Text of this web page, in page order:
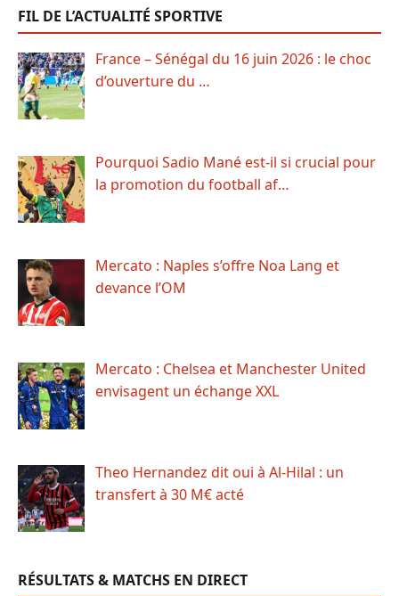
FIL DE L’ACTUALITÉ SPORTIVE
France – Sénégal du 16 juin 2026 : le choc
d’ouverture du …
Pourquoi Sadio Mané est-il si crucial pour
la promotion du football af…
Mercato : Naples s’offre Noa Lang et
devance l’OM
Mercato : Chelsea et Manchester United
envisagent un échange XXL
Theo Hernandez dit oui à Al-Hilal : un
transfert à 30 M€ acté
RÉSULTATS & MATCHS EN DIRECT